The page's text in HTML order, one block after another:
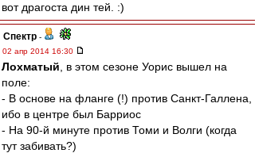
вот драгоста дин тей. :)
Спектр -
02 апр 2014 16:30
Лохматый , в этом сезоне Уорис вышел на
поле:
- В основе на фланге (!) против Санкт-Галлена,
ибо в центре был Барриос
- На 90-й минуте против Томи и Волги (когда
тут забивать?)